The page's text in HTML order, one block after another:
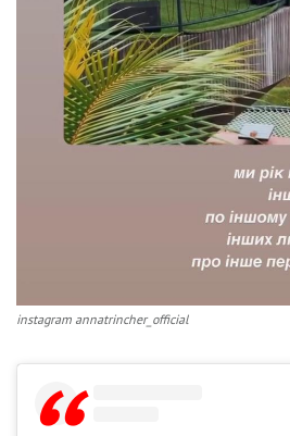
instagram annatrincher_official